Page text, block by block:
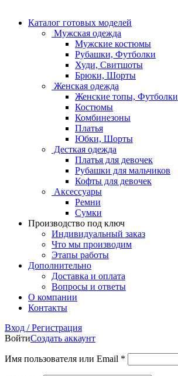
Каталог готовых моделей
Мужская одежда
Мужские костюмы
Рубашки, Футболки
Худи, Свитшоты
Брюки, Шорты
Женская одежда
Женские топы, Футболки
Костюмы
Комбинезоны
Платья
Юбки, Шорты
Десткая одежда
Платья для девочек
Рубашки для мальчиков
Кофты для девочек
Аксессуары
Ремни
Сумки
Производство под ключ
Индивидуальный заказ
Что мы производим
Этапы работы
Дополнительно
Доставка и оплата
Вопросы и ответы
О компании
Контакты
Вход / Регистрация
ВойтиСоздать аккаунт
Имя пользователя или Email *